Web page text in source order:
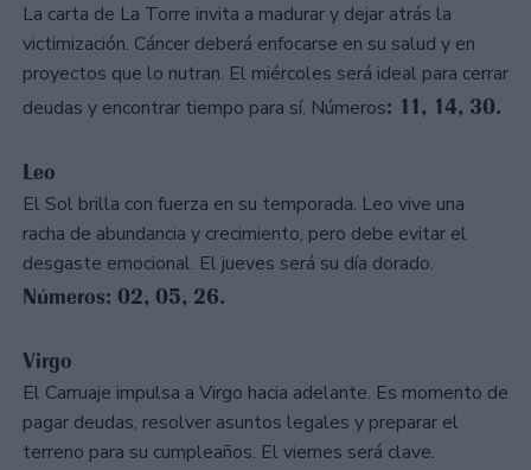
La carta de La Torre invita a madurar y dejar atrás la
victimización. Cáncer deberá enfocarse en su salud y en
proyectos que lo nutran. El miércoles será ideal para cerrar
deudas y encontrar tiempo para sí. Números: 11, 14, 30.
Leo
El Sol brilla con fuerza en su temporada. Leo vive una
racha de abundancia y crecimiento, pero debe evitar el
desgaste emocional. El jueves será su día dorado.
Números: 02, 05, 26.
Virgo
El Carruaje impulsa a Virgo hacia adelante. Es momento de
pagar deudas, resolver asuntos legales y preparar el
terreno para su cumpleaños. El viernes será clave.